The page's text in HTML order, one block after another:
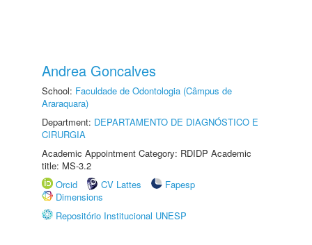
Andrea Goncalves
School: Faculdade de Odontologia (Câmpus de
Araraquara)
Department: DEPARTAMENTO DE DIAGNÓSTICO E
CIRURGIA
Academic Appointment Category: RDIDP Academic
title: MS-3.2
Orcid
CV Lattes
Fapesp
Dimensions
Repositório Institucional UNESP